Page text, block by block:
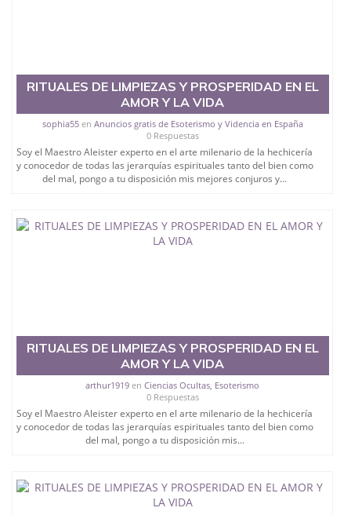
RITUALES DE LIMPIEZAS Y PROSPERIDAD EN EL
AMOR Y LA VIDA
sophia55en Anuncios gratis de Esoterismo y Videncia en España
0 Respuestas
Soy el Maestro Aleister experto en el arte milenario de la hechicería
y conocedor de todas las jerarquías espirituales tanto del bien como
del mal, pongo a tu disposición mis mejores conjuros y...
RITUALES DE LIMPIEZAS Y PROSPERIDAD EN EL
AMOR Y LA VIDA
arthur1919 enCiencias Ocultas, Esoterismo
0 Respuestas
Soy el Maestro Aleister experto en el arte milenario de la hechicería
y conocedor de todas las jerarquías espirituales tanto del bien como
del mal, pongo a tu disposición mis...